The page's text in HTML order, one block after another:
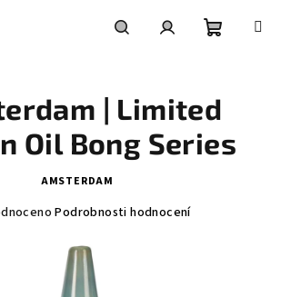
košík
| Limited
Oil Bong Series
AMSTERDAM
Podrobnosti hodnocení